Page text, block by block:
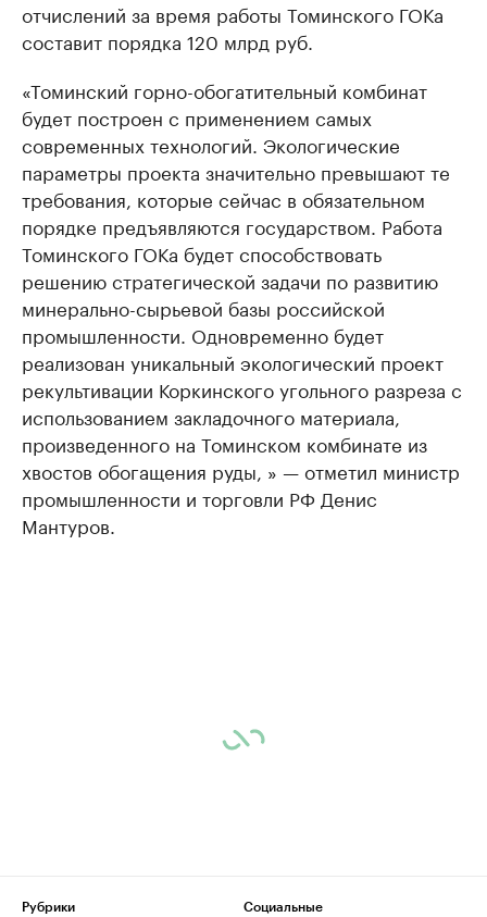
отчислений за время работы Томинского ГОКа
составит порядка 120 млрд руб.
«Томинский горно-обогатительный комбинат
будет построен с применением самых
современных технологий. Экологические
параметры проекта значительно превышают те
требования, которые сейчас в обязательном
порядке предъявляются государством. Работа
Томинского ГОКа будет способствовать
решению стратегической задачи по развитию
минерально-сырьевой базы российской
промышленности. Одновременно будет
реализован уникальный экологический проект
рекультивации Коркинского угольного разреза с
использованием закладочного материала,
произведенного на Томинском комбинате из
хвостов обогащения руды, » — отметил министр
промышленности и торговли РФ Денис
Мантуров.
Рубрики
Социальные